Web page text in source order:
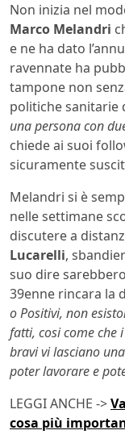
Non inizia nel
Marco Melandri
e ne ha dato
ravennate ha
tampone non
politiche sanitarie
una persona con
chiede ai suoi
sicuramente
Melandri si è
nelle settimane
discutere a
Lucarelli,
suo dire
39enne rincara la
o Positivi, non
fatti, cosi come che
bravi vi lasciano
poter lavorare e
LEGGI ANCHE ->
cosa più